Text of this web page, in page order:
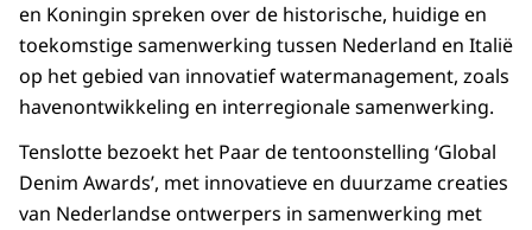
en Koningin spreken over de historische, huidige en
toekomstige samenwerking tussen Nederland en Italië
op het gebied van innovatief watermanagement, zoals
havenontwikkeling en interregionale samenwerking.
Tenslotte bezoekt het Paar de tentoonstelling ‘Global
Denim Awards’, met innovatieve en duurzame creaties
van Nederlandse ontwerpers in samenwerking met